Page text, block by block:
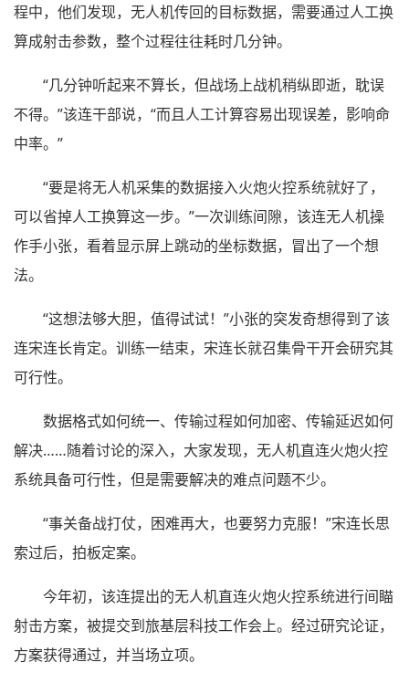
程中，他们发现，无人机传回的目标数据，需要通过人工换
算成射击参数，整个过程往往耗时几分钟。
“几分钟听起来不算长，但战场上战机稍纵即逝，耽误
不得。”该连干部说，“而且人工计算容易出现误差，影响命
中率。”
“要是将无人机采集的数据接入火炮火控系统就好了，
可以省掉人工换算这一步。”一次训练间隙，该连无人机操
作手小张，看着显示屏上跳动的坐标数据，冒出了一个想
法。
“这想法够大胆，值得试试！”小张的突发奇想得到了该
连宋连长肯定。训练一结束，宋连长就召集骨干开会研究其
可行性。
数据格式如何统一、传输过程如何加密、传输延迟如何
解决……随着讨论的深入，大家发现，无人机直连火炮火控
系统具备可行性，但是需要解决的难点问题不少。
“事关备战打仗，困难再大，也要努力克服！”宋连长思
索过后，拍板定案。
今年初，该连提出的无人机直连火炮火控系统进行间瞄
射击方案，被提交到旅基层科技工作会上。经过研究论证，
方案获得通过，并当场立项。